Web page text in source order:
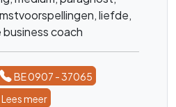
liefde,
coach
BE 0907 - 37065
Lees meer